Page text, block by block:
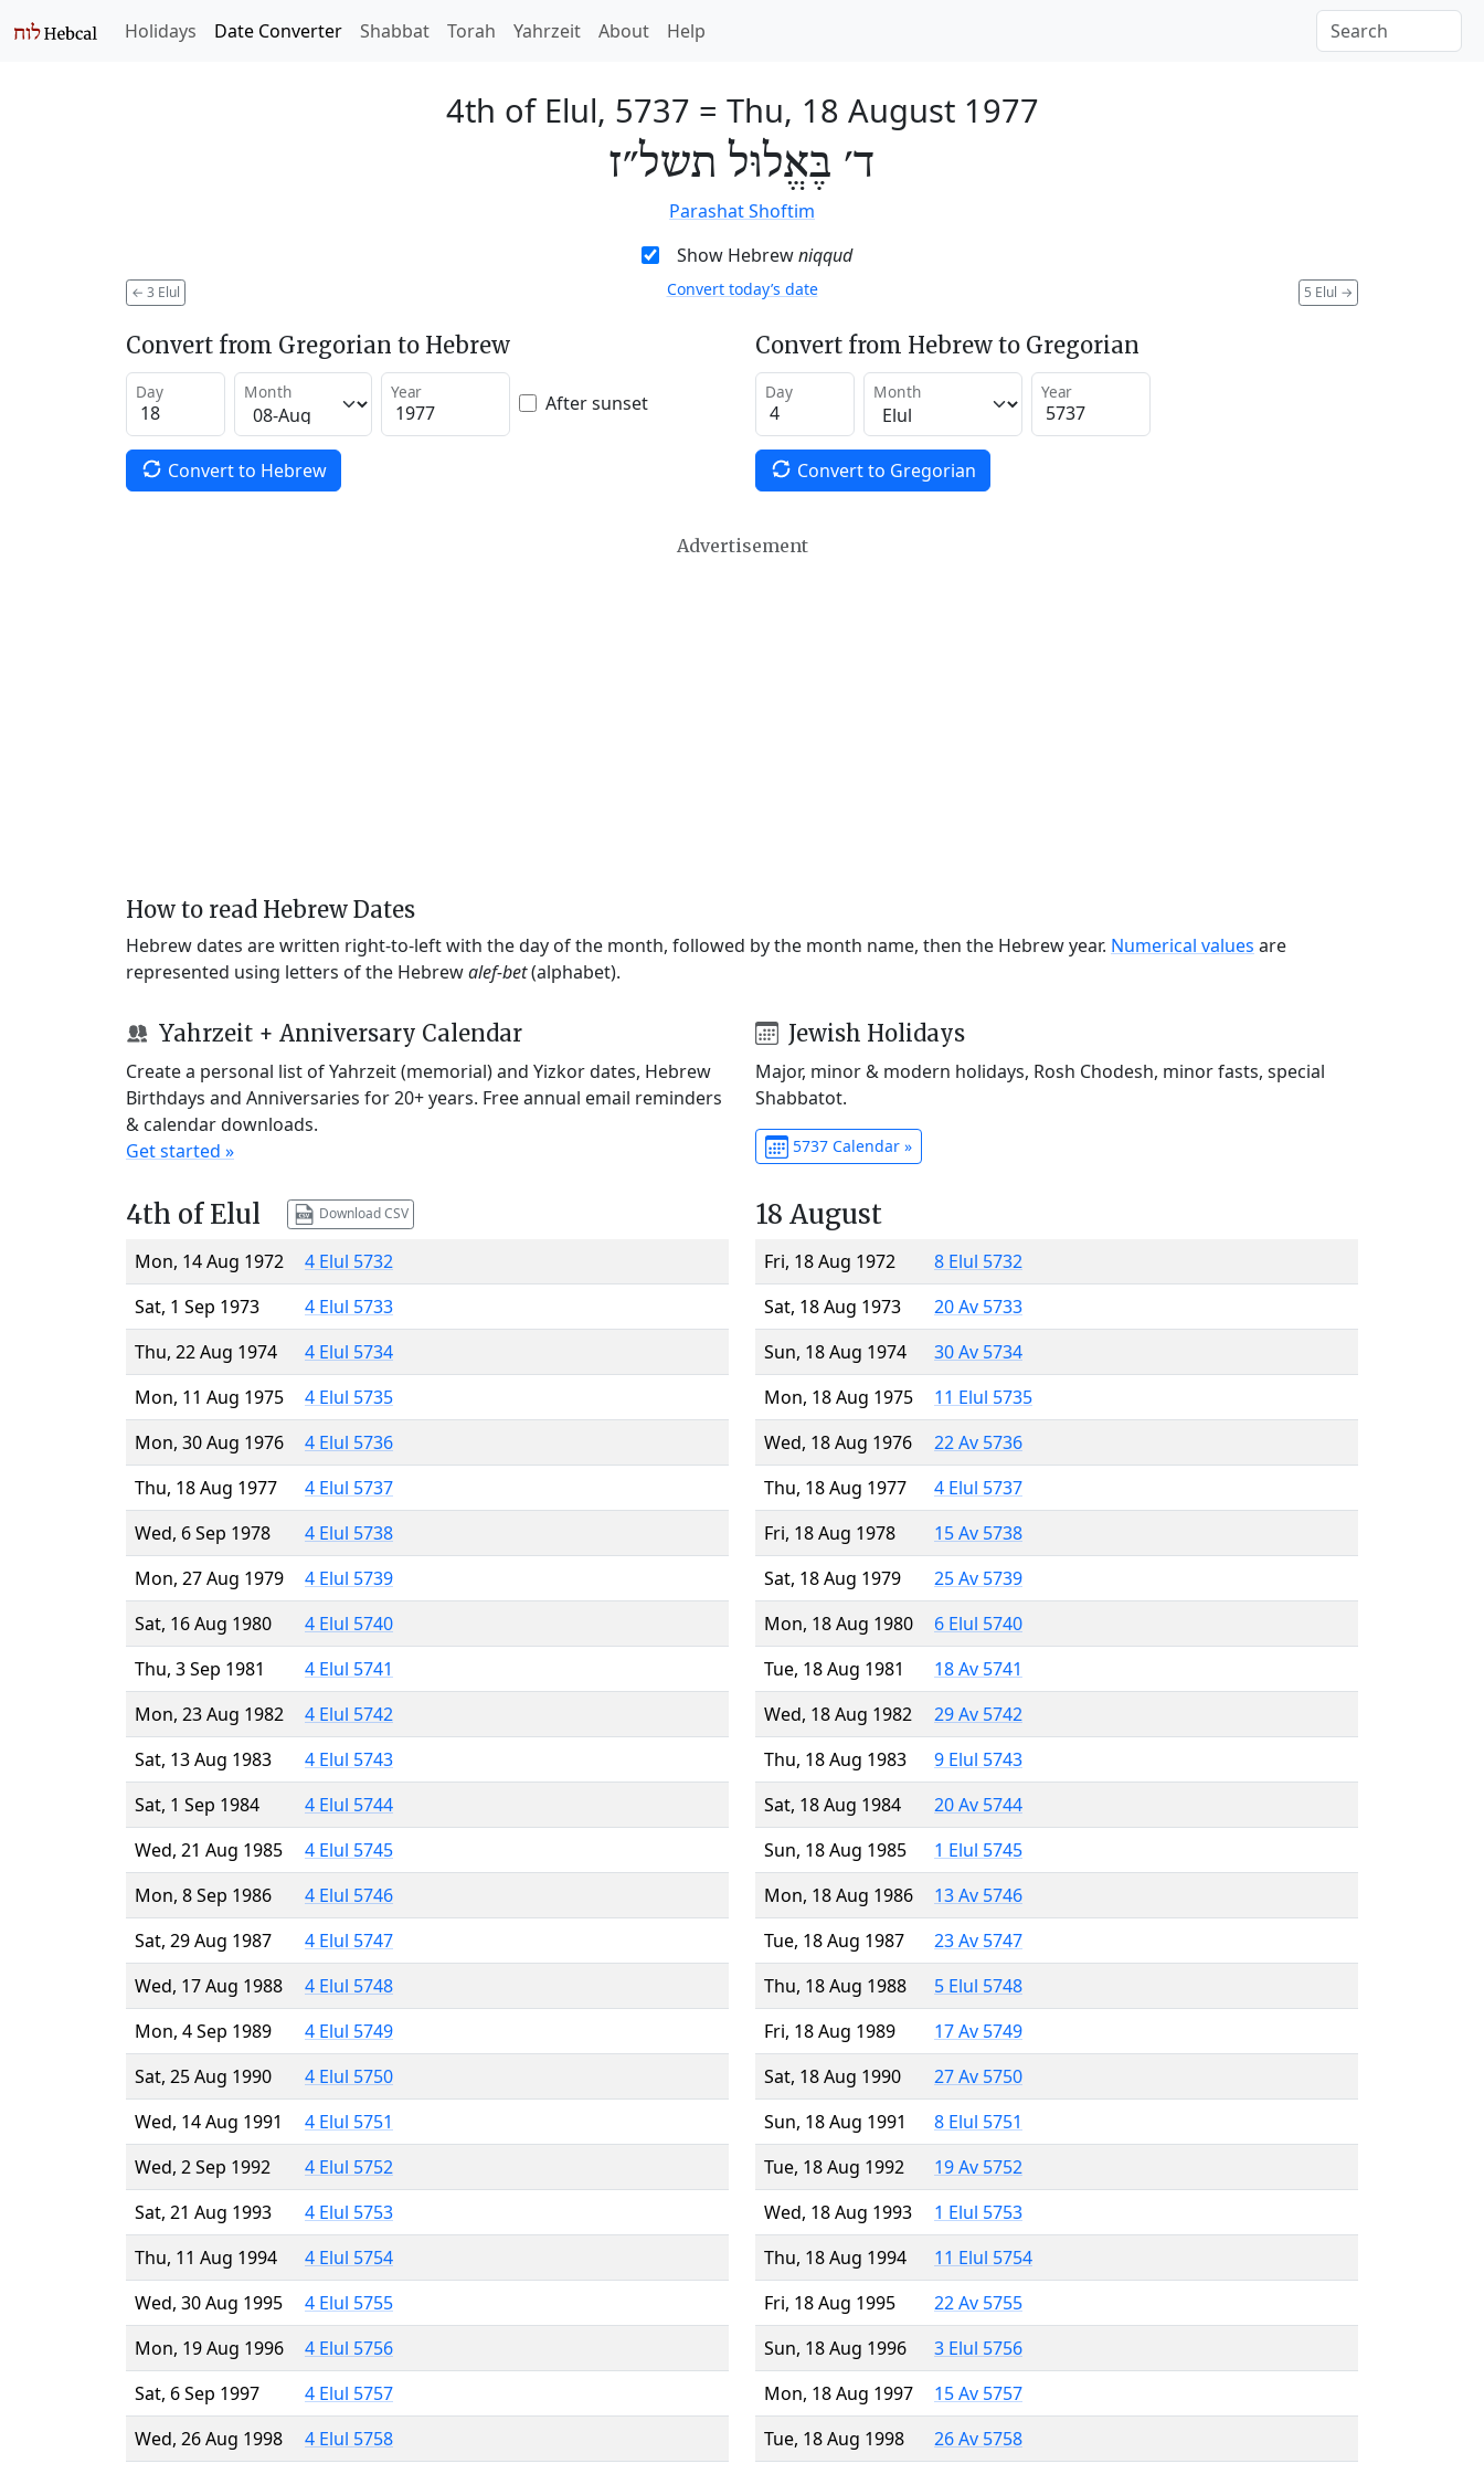
Holidays Date Converter Shabbat Torah Yahrzeit About Help
4th of Elul, 5737 = Thu, 18 August 1977
ד׳ בֶּאֱלוּל תשל״ז
Parashat Shoftim
Show Hebrewniqqud
← 3 Elul 5 Elul →
Convert today’s date
Convert from Gregorian to Hebrew
Day Month Year After sunset
Convert to Hebrew
Convert from Hebrew to Gregorian
Day Month Year
Convert to Gregorian
Advertisement
How to read Hebrew Dates
Hebrew dates are written right-to-left with the day of the month, followed by the month name, then the Hebrew year. Numerical values are
represented using letters of the Hebrewalef-bet(alphabet).
Yahrzeit + Anniversary Calendar
Create a personal list of Yahrzeit (memorial) and Yizkor dates, Hebrew
Birthdays and Anniversaries for 20+ years. Free annual email reminders
& calendar downloads.
Get started »
Jewish Holidays
Major, minor & modern holidays, Rosh Chodesh, minor fasts, special
Shabbatot.
5737 Calendar »
4th of Elul Download CSV
Mon, 14 Aug 1972
4 Elul 5732
Sat, 1 Sep 1973
4 Elul 5733
Thu, 22 Aug 1974
4 Elul 5734
Mon, 11 Aug 1975
4 Elul 5735
Mon, 30 Aug 1976
4 Elul 5736
Thu, 18 Aug 1977
4 Elul 5737
Wed, 6 Sep 1978
4 Elul 5738
Mon, 27 Aug 1979
4 Elul 5739
Sat, 16 Aug 1980
4 Elul 5740
Thu, 3 Sep 1981
4 Elul 5741
Mon, 23 Aug 1982
4 Elul 5742
Sat, 13 Aug 1983
4 Elul 5743
Sat, 1 Sep 1984
4 Elul 5744
Wed, 21 Aug 1985
4 Elul 5745
Mon, 8 Sep 1986
4 Elul 5746
Sat, 29 Aug 1987
4 Elul 5747
Wed, 17 Aug 1988
4 Elul 5748
Mon, 4 Sep 1989
4 Elul 5749
Sat, 25 Aug 1990
4 Elul 5750
Wed, 14 Aug 1991
4 Elul 5751
Wed, 2 Sep 1992
4 Elul 5752
Sat, 21 Aug 1993
4 Elul 5753
Thu, 11 Aug 1994
4 Elul 5754
Wed, 30 Aug 1995
4 Elul 5755
Mon, 19 Aug 1996
4 Elul 5756
Sat, 6 Sep 1997
4 Elul 5757
Wed, 26 Aug 1998
4 Elul 5758
18 August
Fri, 18 Aug 1972
8 Elul 5732
Sat, 18 Aug 1973
20 Av 5733
Sun, 18 Aug 1974
30 Av 5734
Mon, 18 Aug 1975
11 Elul 5735
Wed, 18 Aug 1976
22 Av 5736
Thu, 18 Aug 1977
4 Elul 5737
Fri, 18 Aug 1978
15 Av 5738
Sat, 18 Aug 1979
25 Av 5739
Mon, 18 Aug 1980
6 Elul 5740
Tue, 18 Aug 1981
18 Av 5741
Wed, 18 Aug 1982
29 Av 5742
Thu, 18 Aug 1983
9 Elul 5743
Sat, 18 Aug 1984
20 Av 5744
Sun, 18 Aug 1985
1 Elul 5745
Mon, 18 Aug 1986
13 Av 5746
Tue, 18 Aug 1987
23 Av 5747
Thu, 18 Aug 1988
5 Elul 5748
Fri, 18 Aug 1989
17 Av 5749
Sat, 18 Aug 1990
27 Av 5750
Sun, 18 Aug 1991
8 Elul 5751
Tue, 18 Aug 1992
19 Av 5752
Wed, 18 Aug 1993
1 Elul 5753
Thu, 18 Aug 1994
11 Elul 5754
Fri, 18 Aug 1995
22 Av 5755
Sun, 18 Aug 1996
3 Elul 5756
Mon, 18 Aug 1997
15 Av 5757
Tue, 18 Aug 1998
26 Av 5758